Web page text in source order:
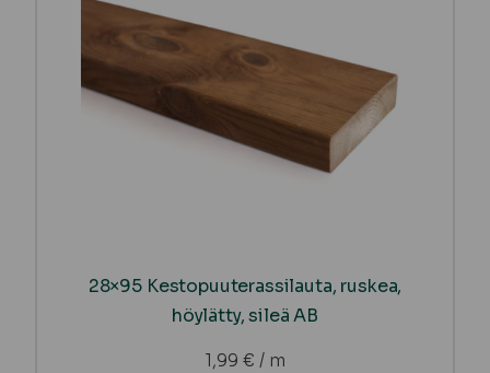
28×95 Kestopuuterassilauta, ruskea,
höylätty, sileä AB
1,99 € / m